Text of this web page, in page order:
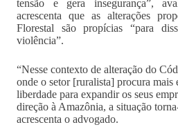
tensão e gera insegurança”,
acrescenta que as alterações
Florestal são propícias “para
violência”.
“Nesse contexto de alteração do
onde o setor [ruralista] procura mais
liberdade para expandir os seus
direção à Amazônia, a situação
acrescenta o advogado.